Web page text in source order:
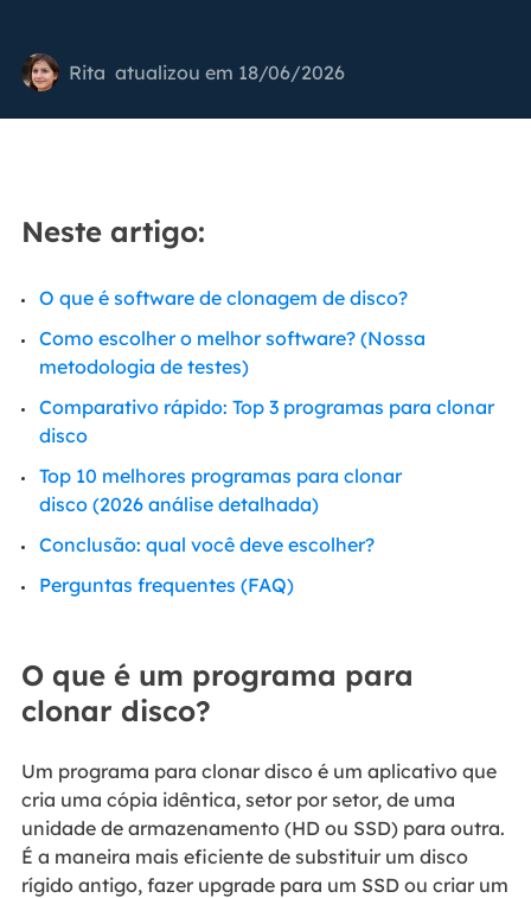
Rita atualizou em 18/06/2026
Neste artigo:
O que é software de clonagem de disco?
Como escolher o melhor software? (Nossa
metodologia de testes)
Comparativo rápido: Top 3 programas para clonar
disco
Top 10 melhores programas para clonar
disco (2026 análise detalhada)
Conclusão: qual você deve escolher?
Perguntas frequentes (FAQ)
O que é um programa para
clonar disco?
Um programa para clonar disco é um aplicativo que
cria uma cópia idêntica, setor por setor, de uma
unidade de armazenamento (HD ou SSD) para outra.
É a maneira mais eficiente de substituir um disco
rígido antigo, fazer upgrade para um SSD ou criar um